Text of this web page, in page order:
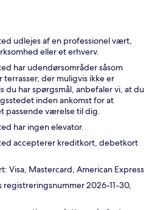
udlejes af en professionel vært,
eller et erhverv.
har udendørsområder såsom
terrasser, der muligvis ikke er
du har spørgsmål, anbefaler vi, at du
inden ankomst for at
passende værelse til dig.
har ingen elevator.
accepterer kreditkort, debetkort
Visa, Mastercard, American Express
2026-11-30,